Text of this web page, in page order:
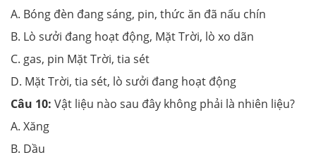
A. Bóng đèn đang sáng, pin, thức ăn đã nấu chín
B. Lò sưởi đang hoạt động, Mặt Trời, lò xo dãn
C. gas, pin Mặt Trời, tia sét
D. Mặt Trời, tia sét, lò sưởi đang hoạt động
Câu 10: Vật liệu nào sau đây không phải là nhiên liệu?
A. Xăng
B. Dầu